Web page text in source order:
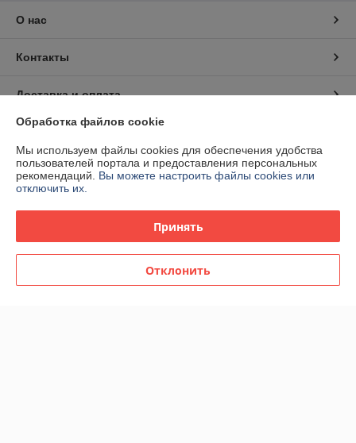
О нас
Контакты
Доставка и оплата
График работы
Полная версия сайта
Сайт создан на платформе Deal.by
Обработка файлов cookie
Мы используем файлы cookies для обеспечения удобства
пользователей портала и предоставления персональных
рекомендаций. Вы можете настроить файлы cookies или
отключить их.
Принять
Отклонить